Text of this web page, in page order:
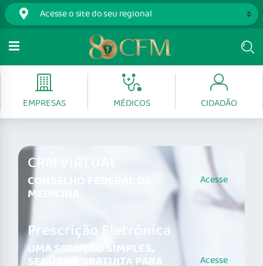
EMPRESAS MÉDICOS CIDADÃO
CRM VIRTUAL
CONSELHO FEDERAL DE
MEDICINA
Acesse
Prescrição Eletrônica
UMA SOLUÇÃO SIMPLES,
SEGURA E GRATUITA PARA Acesse